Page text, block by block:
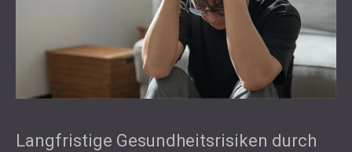
Langfristige Gesundheitsrisiken durch